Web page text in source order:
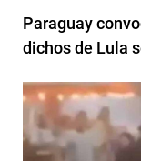
Paraguay
dichos de Lula